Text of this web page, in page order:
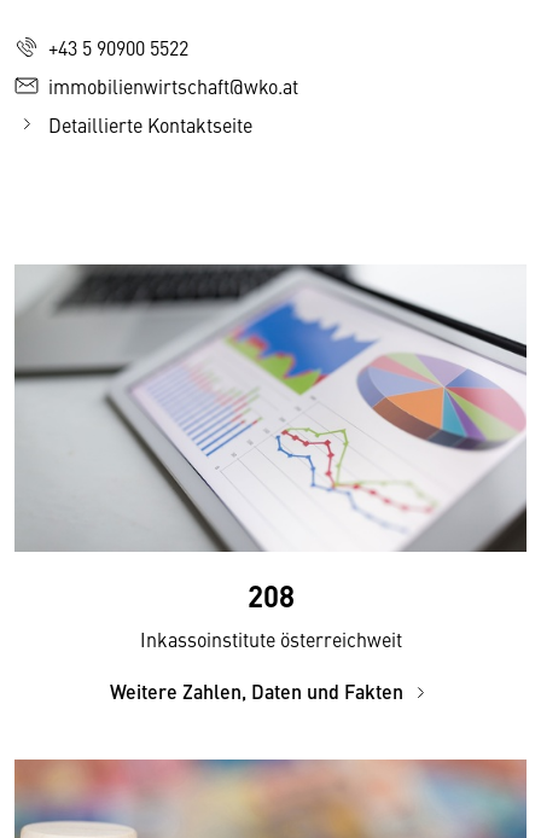
+43 5 90900 5522
immobilienwirtschaft@wko.at
Detaillierte Kontaktseite
208
Inkassoinstitute österreichweit
Weitere Zahlen, Daten und Fakten